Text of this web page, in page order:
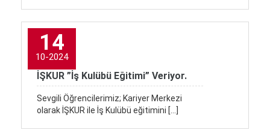
14
10-2024
İŞKUR ”İş Kulübü Eğitimi” Veriyor.
Sevgili Öğrencilerimiz; Kariyer Merkezi
olarak İŞKUR ile İş Kulübü eğitimini […]